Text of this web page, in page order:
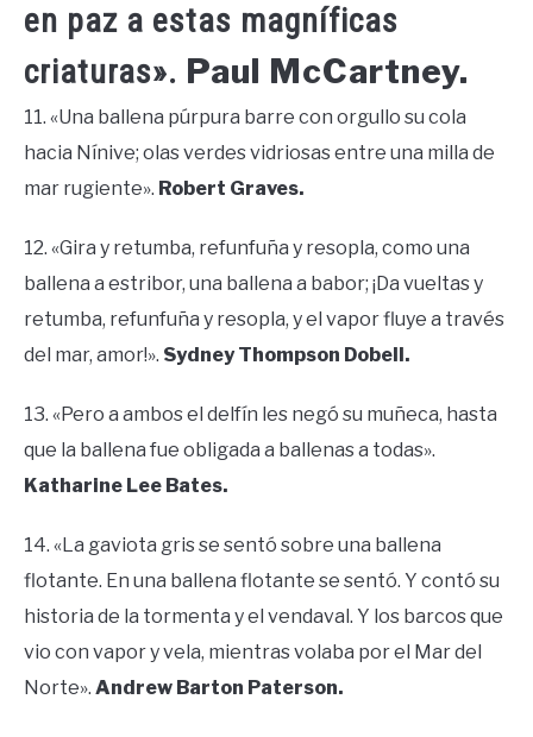
en paz a estas magníficas
criaturas». Paul McCartney.
11. «Una ballena púrpura barre con orgullo su cola
hacia Nínive; olas verdes vidriosas entre una milla de
mar rugiente». Robert Graves.
12. «Gira y retumba, refunfuña y resopla, como una
ballena a estribor, una ballena a babor; ¡Da vueltas y
retumba, refunfuña y resopla, y el vapor fluye a través
del mar, amor!». Sydney Thompson Dobell.
13. «Pero a ambos el delfín les negó su muñeca, hasta
que la ballena fue obligada a ballenas a todas».
Katharine Lee Bates.
14. «La gaviota gris se sentó sobre una ballena
flotante. En una ballena flotante se sentó. Y contó su
historia de la tormenta y el vendaval. Y los barcos que
vio con vapor y vela, mientras volaba por el Mar del
Norte». Andrew Barton Paterson.